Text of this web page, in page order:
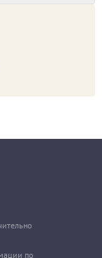
по